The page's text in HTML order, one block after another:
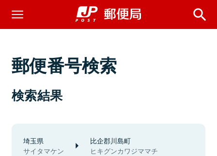
郵便番号検索
検索結果
埼玉県
サイタマケン
比企郡川島町
ヒキグンカワジママチ